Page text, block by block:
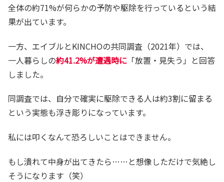
全体の約71%が何らかの予防や駆除を行っているという結
果が出ています。
一方、エイブルとKINCHOの共同調査（2021年）では、
一人暮らしの約41.2%が遭遇時に 「放置・見失う」と回答
しました。
同調査では、自分で確実に駆除できる人は約3割に留まる
という実態も浮き彫りになっています。
私には叩くなんて恐ろしいことはできません。
もし潰れて中身が出てきたら……と想像しただけで気絶し
そうになります（笑）